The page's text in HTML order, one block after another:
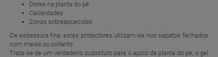
Dores na planta do pé
Calosidades
Zonas sobreaquecidas
De espessura fina, estes protectores utilizam-se nos sapatos fechados
com meias ou collants.
Trata-se de um verdadeiro substituto para o apoio da planta do pé, o gel